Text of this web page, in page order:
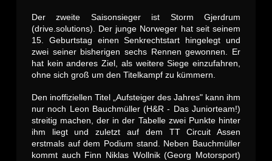
Der zweite Saisonsieger ist Storm Gjerdrum
(drive.solutions). Der junge Norweger hat seit seinem
15. Geburtstag einen Senkrechtstart hingelegt und
zwei seiner bisherigen sechs Rennen gewonnen. Er
hat kein anderes Ziel, als weitere Siege einzufahren,
ohne sich groß um den Titelkampf zu kümmern.
Den inoffiziellen Titel „Aufsteiger des Jahres" kann ihm
nur noch Leon Bauchmüller (H&R - Das Juniorteam!)
streitig machen, der in der Tabelle zwei Punkte hinter
ihm liegt und zuletzt auf dem TT Circuit Assen
erstmals auf dem Podium stand. Neben Bauchmüller
kommt auch Finn Niklas Wollnik (Georg Motorsport)